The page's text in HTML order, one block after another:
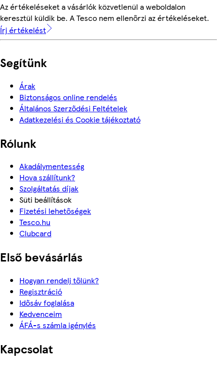
Az értékeléseket a vásárlók közvetlenül a weboldalon
keresztül küldik be. A Tesco nem ellenőrzi az értékeléseket.
Írj értékelést
Segítünk
Árak
Biztonságos online rendelés
Általános Szerződési Feltételek
Adatkezelési és Cookie tájékoztató
Rólunk
Akadálymentesség
Hova szállítunk?
Szolgáltatás díjak
Süti beállítások
Fizetési lehetőségek
Tesco.hu
Clubcard
Első bevásárlás
Hogyan rendelj tőlünk?
Regisztráció
Idősáv foglalása
Kedvenceim
ÁFÁ-s számla igénylés
Kapcsolat